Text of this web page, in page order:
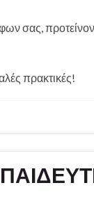
σας,
πρακτικές!